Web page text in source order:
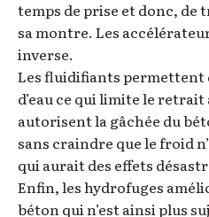
temps de prise et donc,
sa montre. Les
inverse.
Les fluidifiants permettent
d’eau ce qui limite le
autorisent la gâchée du
sans craindre que le froid
qui aurait des effets
Enfin, les hydrofuges
béton qui n’est ainsi plus